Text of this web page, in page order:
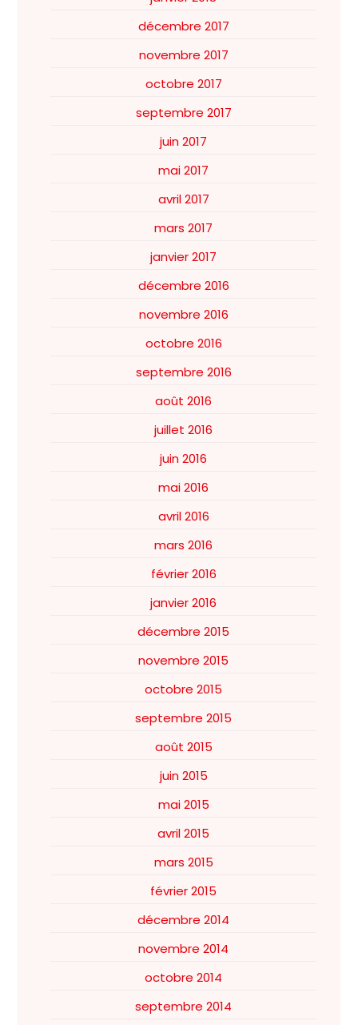
décembre 2017
novembre 2017
octobre 2017
septembre 2017
juin 2017
mai 2017
avril 2017
mars 2017
janvier 2017
décembre 2016
novembre 2016
octobre 2016
septembre 2016
août 2016
juillet 2016
juin 2016
mai 2016
avril 2016
mars 2016
février 2016
janvier 2016
décembre 2015
novembre 2015
octobre 2015
septembre 2015
août 2015
juin 2015
mai 2015
avril 2015
mars 2015
février 2015
décembre 2014
novembre 2014
octobre 2014
septembre 2014